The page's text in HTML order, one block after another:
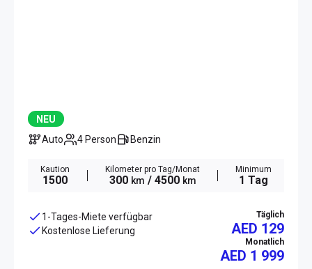
NEU
Auto
4 Person Benzin
Kaution
1500
Kilometer pro Tag/Monat
300 km / 4500 km
Minimum
1 Tag
1-Tages-Miete verfügbar
Kostenlose Lieferung
Täglich
AED 129
Monatlich
AED 1 999